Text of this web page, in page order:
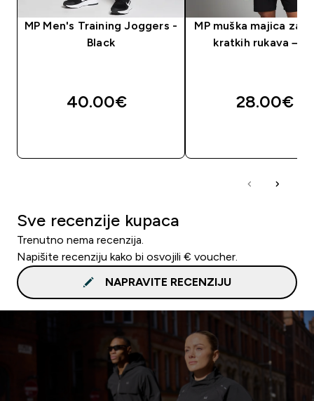
MP Men's Training Joggers -
Black
40.00€‎
MP muška majica za
kratkih rukava –
28.00€‎
Sve recenzije kupaca
Trenutno nema recenzija.
Napišite recenziju kako bi osvojili € voucher.
NAPRAVITE RECENZIJU